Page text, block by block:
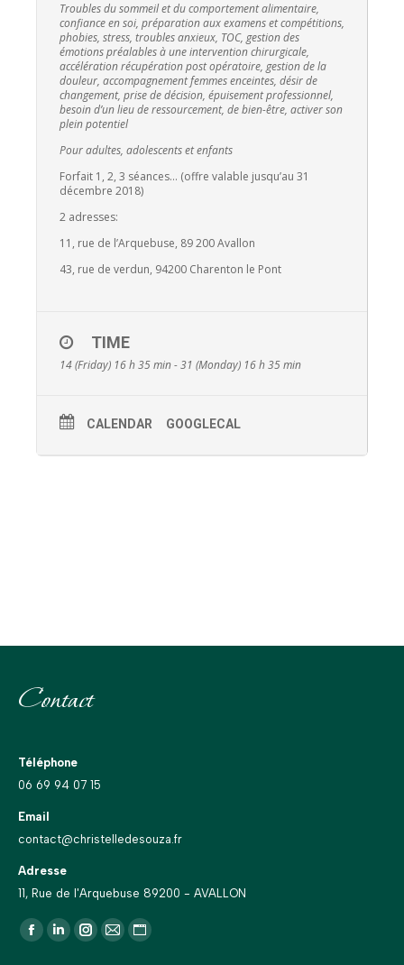
Troubles du sommeil et du comportement alimentaire,
confiance en soi, préparation aux examens et compétitions,
phobies, stress, troubles anxieux, TOC, gestion des
émotions préalables à une intervention chirurgicale,
accélération récupération post opératoire, gestion de la
douleur, accompagnement femmes enceintes, désir de
changement, prise de décision, épuisement professionnel,
besoin d’un lieu de ressourcement, de bien-être, activer son
plein potentiel
Pour adultes, adolescents et enfants
Forfait 1, 2, 3 séances… (offre valable jusqu’au 31
décembre 2018)
2 adresses:
11, rue de l’Arquebuse, 89 200 Avallon
43, rue de verdun, 94200 Charenton le Pont
TIME
14 (Friday) 16 h 35 min - 31 (Monday) 16 h 35 min
CALENDAR GOOGLECAL
Contact
Téléphone
06 69 94 07 15
Email
contact@christelledesouza.fr
Adresse
11, Rue de l'Arquebuse 89200 - AVALLON
Trouvez nous sur :
La
La
La
La
La